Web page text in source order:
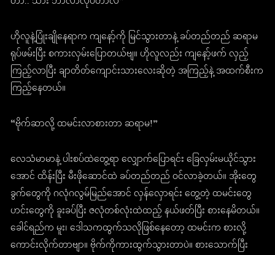
ဟိုလူနဲ့ပြုံးချိုနေရာက ကျနော့်ကို မြင်သွားတာနဲ့ ခပ်တည်တည် ဆရာမ
ရုပ်ဖမ်းပြီး စကားလှမ်းပြောတယ်ဗျ။ ဟိုလူလည်း ကျနော့်ဖက် လှည့်
ကြည့်လာပြီး ချာတိတ်ကျောင်းသားလေးဆိုတဲ့ အကြည့်နဲ့ အထက်စီးက
ကြည့်နေတယ်။
“ဗိုက်ဆာလို့ ထမင်းလာစားတာ ဆရာမ!”
လေသံမာမာနဲ့ ပါးစပ်ထဲတွေ့ရာ လျှောက်ပြောရင်း ခြေလှမ်းမယိုင်သွား
အောင် ထိန်းပြီး မီးဖိုဆောင်ထဲ ခပ်တည်တည် ဝင်လာခဲ့တယ်။ အိုးတွေ
ခွက်တွေကို ဂလုံဂလွမ်မြည်အောင် လှန်လှောရင်း တွေ့တဲ့ ထမင်းတွေ
ဟင်းတွေကို ခူးခပ်ပြီး ဇလုံတစ်လုံးထဲထည့် နယ်ဖတ်ပြီး စားနေမိတယ်။
ခေါင်ရည်က မူး၊ ဒေါသကထွက်သလိုဖြစ်နေတော့ ထမင်းက စားလို့
ကောင်းလိုက်တာဗျာ။ ဗိုက်ကိုကားထွက်သွားတာပဲ။ စားသောက်ပြီး